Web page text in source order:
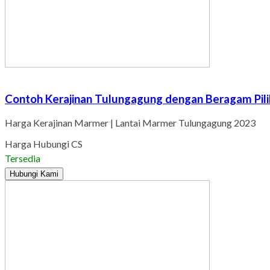
Contoh Kerajinan Tulungagung dengan Beragam
Harga Kerajinan Marmer | Lantai Marmer Tulungagung 2023
Harga Hubungi CS
Tersedia
Hubungi Kami